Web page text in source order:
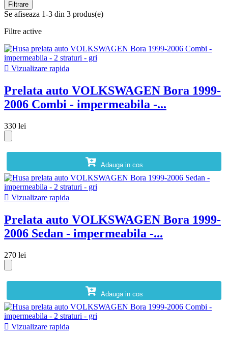
Filtrare
Se afiseaza 1-3 din 3 produs(e)
Filtre active
 Vizualizare rapida
Prelata auto VOLKSWAGEN Bora 1999-
2006 Combi - impermeabila -...
330 lei
Adauga in cos
 Vizualizare rapida
Prelata auto VOLKSWAGEN Bora 1999-
2006 Sedan - impermeabila -...
270 lei
Adauga in cos
 Vizualizare rapida